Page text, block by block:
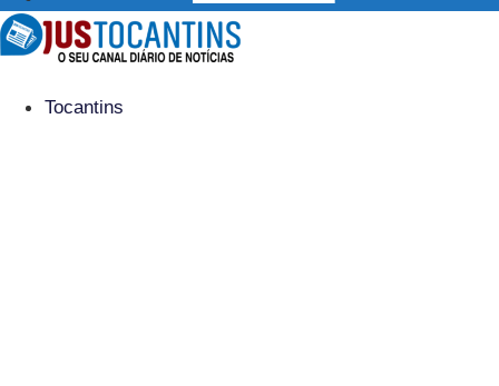
Tocantins